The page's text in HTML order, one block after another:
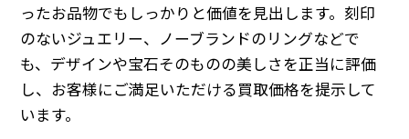
ったお品物でもしっかりと価値を見出します。刻印
のないジュエリー、ノーブランドのリングなどで
も、デザインや宝石そのものの美しさを正当に評価
し、お客様にご満足いただける買取価格を提示して
います。